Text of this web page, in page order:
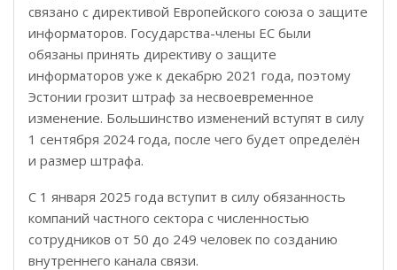
связано с директивой Европейского союза о защите
информаторов. Государства-члены ЕС были
обязаны принять директиву о защите
информаторов уже к декабрю 2021 года, поэтому
Эстонии грозит штраф за несвоевременное
изменение. Большинство изменений вступят в силу
1 сентября 2024 года, после чего будет определён
и размер штрафа.
С 1 января 2025 года вступит в силу обязанность
компаний частного сектора с численностью
сотрудников от 50 до 249 человек по созданию
внутреннего канала связи.